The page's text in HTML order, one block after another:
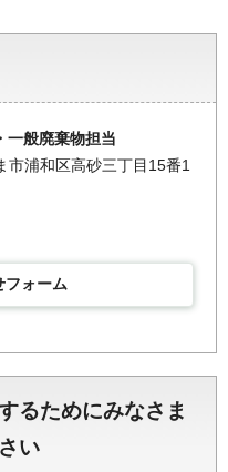
一般廃棄物担当
浦和区高砂三丁目15番1
フォーム
るためにみなさま
い